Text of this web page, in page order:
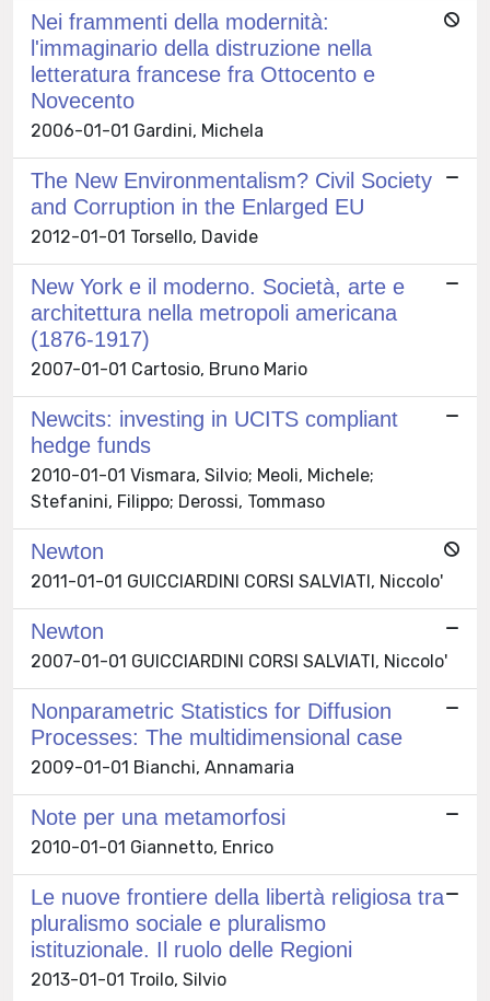
Nei frammenti della modernità:
l'immaginario della distruzione nella
letteratura francese fra Ottocento e
Novecento
2006-01-01 Gardini, Michela
The New Environmentalism? Civil Society
and Corruption in the Enlarged EU
2012-01-01 Torsello, Davide
New York e il moderno. Società, arte e
architettura nella metropoli americana
(1876-1917)
2007-01-01 Cartosio, Bruno Mario
Newcits: investing in UCITS compliant
hedge funds
2010-01-01 Vismara, Silvio; Meoli, Michele;
Stefanini, Filippo; Derossi, Tommaso
Newton
2011-01-01 GUICCIARDINI CORSI SALVIATI, Niccolo'
Newton
2007-01-01 GUICCIARDINI CORSI SALVIATI, Niccolo'
Nonparametric Statistics for Diffusion
Processes: The multidimensional case
2009-01-01 Bianchi, Annamaria
Note per una metamorfosi
2010-01-01 Giannetto, Enrico
Le nuove frontiere della libertà religiosa tra
pluralismo sociale e pluralismo
istituzionale. Il ruolo delle Regioni
2013-01-01 Troilo, Silvio